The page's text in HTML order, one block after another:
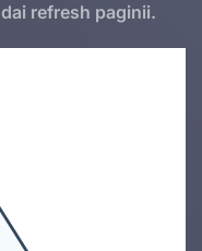
refresh paginii.